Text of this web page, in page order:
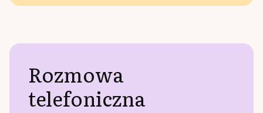
Rozmowa
telefoniczna